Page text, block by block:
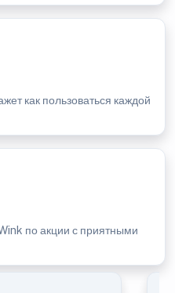
как пользоваться каждой
по акции с приятными